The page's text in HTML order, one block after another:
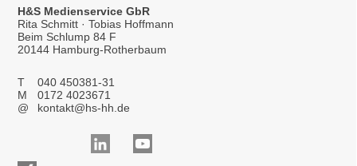
H&S Medienservice GbR
Rita Schmitt · Tobias Hoffmann
Beim Schlump 84 F
20144 Hamburg-Rotherbaum
T
040 450381-31
M
0172 4023671
@
kontakt@hs-hh.de